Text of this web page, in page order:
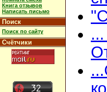
Книга отзывов
Написать письмо
Поиск
Поиск по сайту
Счётчики